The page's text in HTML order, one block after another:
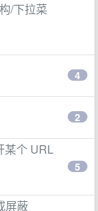
/下拉菜
4
2
某个 URL
5
屏蔽